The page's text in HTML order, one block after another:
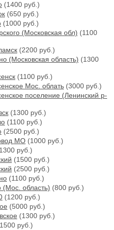
(1400 руб.)
(650 руб.)
(1000 руб.)
(Московская обл) (1100
(2200 руб.)
(Московская область) (1300
(1100 руб.)
Мос. облать (3000 руб.)
поселение (Ленинский р-
(1300 руб.)
(1100 руб.)
(2500 руб.)
МО (1000 руб.)
руб.)
(1500 руб.)
(2500 руб.)
(1100 руб.)
(Мос. область) (800 руб.)
(1200 руб.)
(5000 руб.)
(1300 руб.)
руб.)